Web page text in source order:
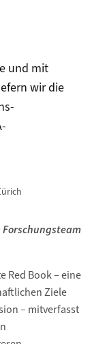
und mit
wir die
Red Book – eine
Ziele
– mitverfasst